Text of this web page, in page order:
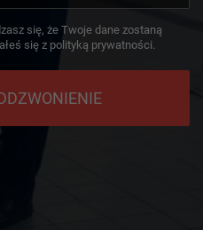
się, że Twoje dane zostaną
się z polityką prywatności.